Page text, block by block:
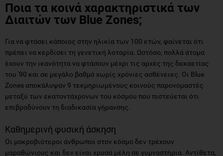
Ποια τα κοινά χαρακτηριστικά των
Διαιτών των Blue Zones;
Για να φτάσει κάποιος στην ηλικία των 100 ετών, φαίνεται ότι
πρέπει να κερδίσει τη γενετική λοταρία. Ωστόσο, πολλά άτομα
έχουν την ικανότητα να φτάσουν μέχρι τις αρχές της δεκαετίας
του '90 και σε μεγάλο βαθμό χωρίς χρόνιες ασθένειες. Οι Blue
Zones αποκάλυψαν 9 τεκμηριωμένους κοινούς παρονομαστές
μεταξύ των εκατοντάχρονων του κόσμου που πιστεύεται ότι
επιβραδύνουν τη διαδικασία γήρανσης.
Καθημερινή φυσική άσκηση
Οι μακροβιότεροι άνθρωποι στον κόσμο δεν τρέχουν
μαραθώνιους και δεν είναι χρυσά μέλη σε γυμναστήρια. Αντίθετα,